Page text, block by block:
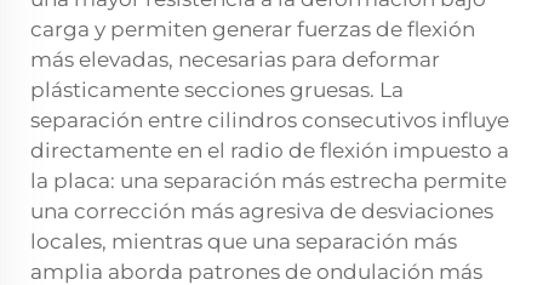
carga y permiten generar fuerzas de flexión
más elevadas, necesarias para deformar
plásticamente secciones gruesas. La
separación entre cilindros consecutivos influye
directamente en el radio de flexión impuesto a
la placa: una separación más estrecha permite
una corrección más agresiva de desviaciones
locales, mientras que una separación más
amplia aborda patrones de ondulación más